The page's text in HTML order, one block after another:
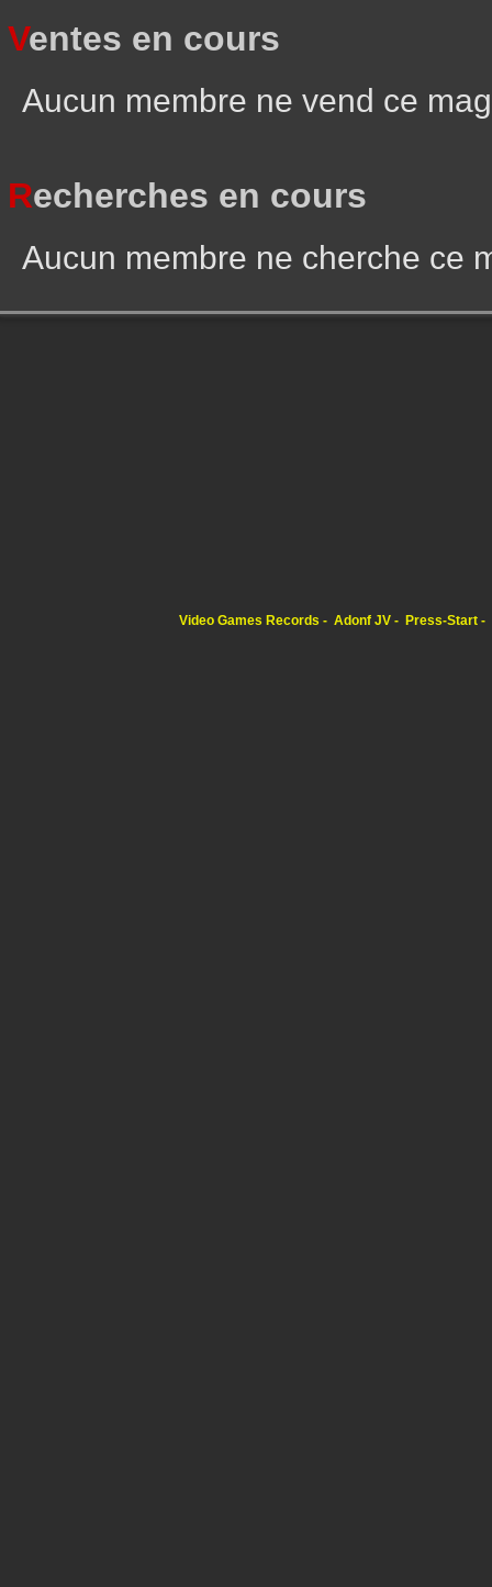
Ventes en cours
Aucun membre ne vend ce
Recherches en cours
Aucun membre ne cherche ce
Video Games Records Adonf JV Press-Start